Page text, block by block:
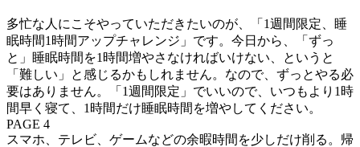
多忙な人にこそやっていただきたいのが、「1週間限定、睡
眠時間1時間アップチャレンジ」です。今日から、「ずっ
と」睡眠時間を1時間増やさなければいけない、というと
「難しい」と感じるかもしれません。なので、ずっとやる必
要はありません。「1週間限定」でいいので、いつもより1時
間早く寝て、1時間だけ睡眠時間を増やしてください。
PAGE 4
スマホ、テレビ、ゲームなどの余暇時間を少しだけ削る。帰